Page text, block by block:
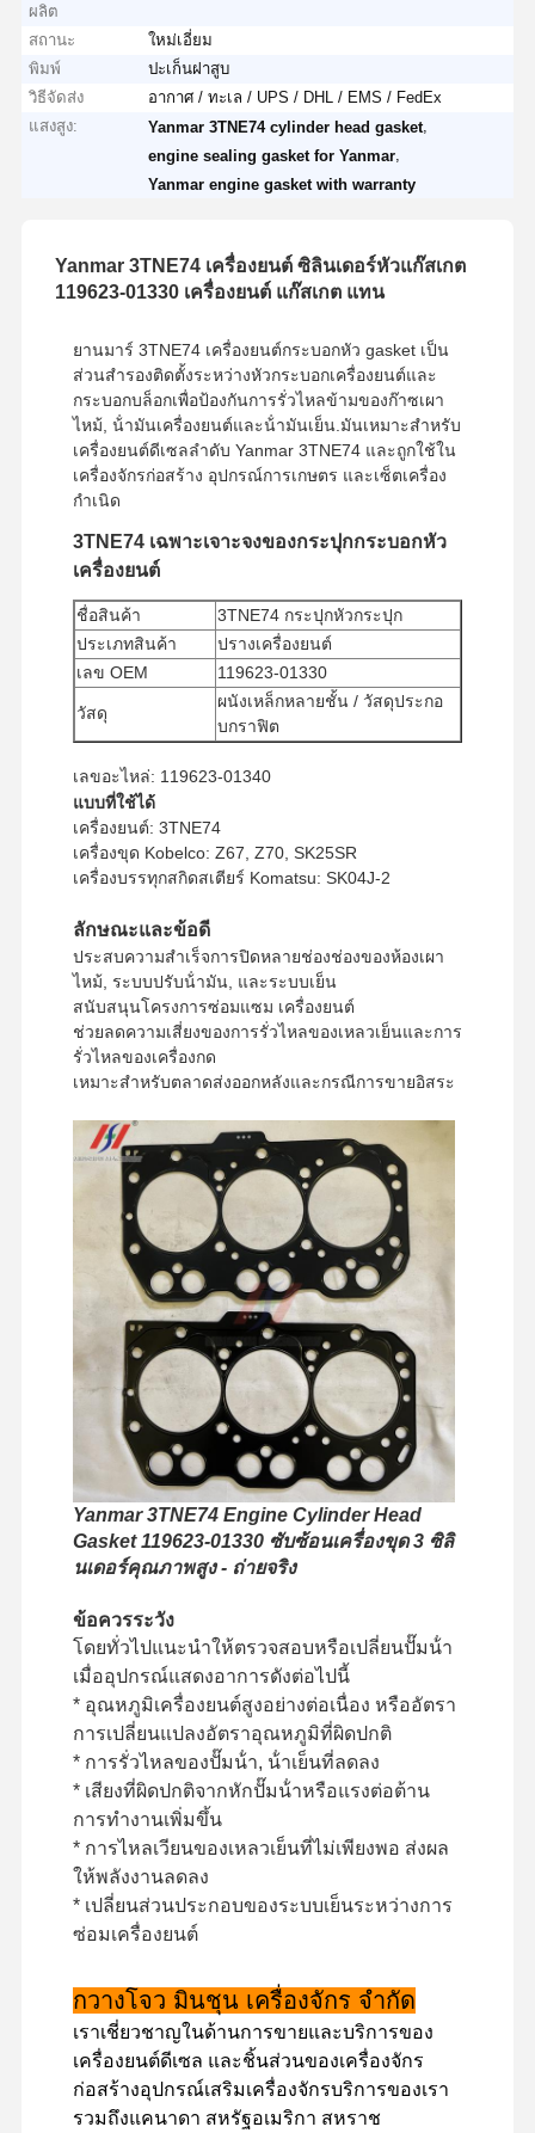
หน้าแรก สินค้า รายการ VR เกี่ยวกับเรา
ทัวร์โรงงาน
การควบคุม
คุณภาพ
ติดต่อเรา
กรณี
เครื่องยนต์เพอร์กินส์
เครื่องยนต์คูโบต้า
เครื่องยนต์ Isuzu
เครื่องยนต์คัมมินส์
ผลิต
สถานะ
ใหม่เอี่ยม
พิมพ์
ปะเก็นฝาสูบ
วิธีจัดส่ง
อากาศ / ทะเล / UPS / DHL / EMS / FedEx
แสงสูง:
Yanmar 3TNE74 cylinder head gasket
engine sealing gasket for Yanmar
Yanmar engine gasket with warranty
Yanmar 3TNE74 เครื่องยนต์ ซิลินเดอร์หัวแก๊สเกต
119623-01330 เครื่องยนต์ แก๊สเกต แทน
ยานมาร์ 3TNE74 เครื่องยนต์กระบอกหัว gasket เป็น
ส่วนสํารองติดตั้งระหว่างหัวกระบอกเครื่องยนต์และ
กระบอกบล็อกเพื่อป้องกันการรั่วไหลข้ามของก๊าซเผา
ไหม้, น้ํามันเครื่องยนต์และน้ํามันเย็น.มันเหมาะสําหรับ
เครื่องยนต์ดีเซลลําดับ Yanmar 3TNE74 และถูกใช้ใน
เครื่องจักรก่อสร้าง อุปกรณ์การเกษตร และเซ็ตเครื่อง
กําเนิด
3TNE74 เฉพาะเจาะจงของกระปุกกระบอกหัว
เครื่องยนต์
ชื่อสินค้า
3TNE74 กระปุกหัวกระปุก
ประเภทสินค้า
ปรางเครื่องยนต์
เลข OEM
119623-01330
วัสดุ
ผนังเหล็กหลายชั้น / วัสดุประกอ
บกราฟิต
ขั้นต่ํา
1 อัน
วิธีการจ่ายเงิน
วิธีการขนส่ง
UPS/DHL/EMS/TNT/FedEx
เลขอะไหล่: 119623-01340
แบบที่ใช้ได้
เครื่องยนต์: 3TNE74
เครื่องขุด Kobelco: Z67, Z70, SK25SR
เครื่องบรรทุกสกิดสเตียร์ Komatsu: SK04J-2
ลักษณะและข้อดี
ประสบความสําเร็จการปิดหลายช่องช่องของห้องเผา
ไหม้, ระบบปรับน้ํามัน, และระบบเย็น
สนับสนุนโครงการซ่อมแซม เครื่องยนต์
ช่วยลดความเสี่ยงของการรั่วไหลของเหลวเย็นและการ
รั่วไหลของเครื่องกด
เหมาะสําหรับตลาดส่งออกหลังและกรณีการขายอิสระ
Yanmar 3TNE74 Engine Cylinder Head
Gasket 119623-01330 ซับซ้อนเครื่องขุด 3 ซิลิ
นเดอร์คุณภาพสูง - ถ่ายจริง
ข้อควรระวัง
โดยทั่วไปแนะนําให้ตรวจสอบหรือเปลี่ยนปั๊มน้ํา
เมื่ออุปกรณ์แสดงอาการดังต่อไปนี้
* อุณหภูมิเครื่องยนต์สูงอย่างต่อเนื่อง หรืออัตรา
การเปลี่ยนแปลงอัตราอุณหภูมิที่ผิดปกติ
* การรั่วไหลของปั๊มน้ํา, น้ําเย็นที่ลดลง
* เสียงที่ผิดปกติจากหักปั๊มน้ําหรือแรงต่อต้าน
การทํางานเพิ่มขึ้น
* การไหลเวียนของเหลวเย็นที่ไม่เพียงพอ ส่งผล
ให้พลังงานลดลง
* เปลี่ยนส่วนประกอบของระบบเย็นระหว่างการ
ซ่อมเครื่องยนต์
กวางโจว มินชุน เครื่องจักร จํากัด
เราเชี่ยวชาญในด้านการขายและบริการของ
เครื่องยนต์ดีเซล และชิ้นส่วนของเครื่องจักร
ก่อสร้างอุปกรณ์เสริมเครื่องจักรบริการของเรา
รวมถึงแคนาดา สหรัฐอเมริกา สหราช